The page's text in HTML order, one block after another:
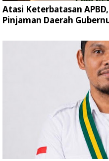
Atasi Keterbatasan
Pinjaman Daerah